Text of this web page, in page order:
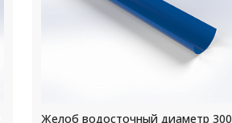
Желоб водосточный диаметр 300